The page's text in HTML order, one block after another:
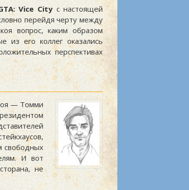
Vice Cityс настоящей
перейдя черту между
вопрос, каким образом
из его коллег оказались
перспективах
— Томми
свободных
И вот
не